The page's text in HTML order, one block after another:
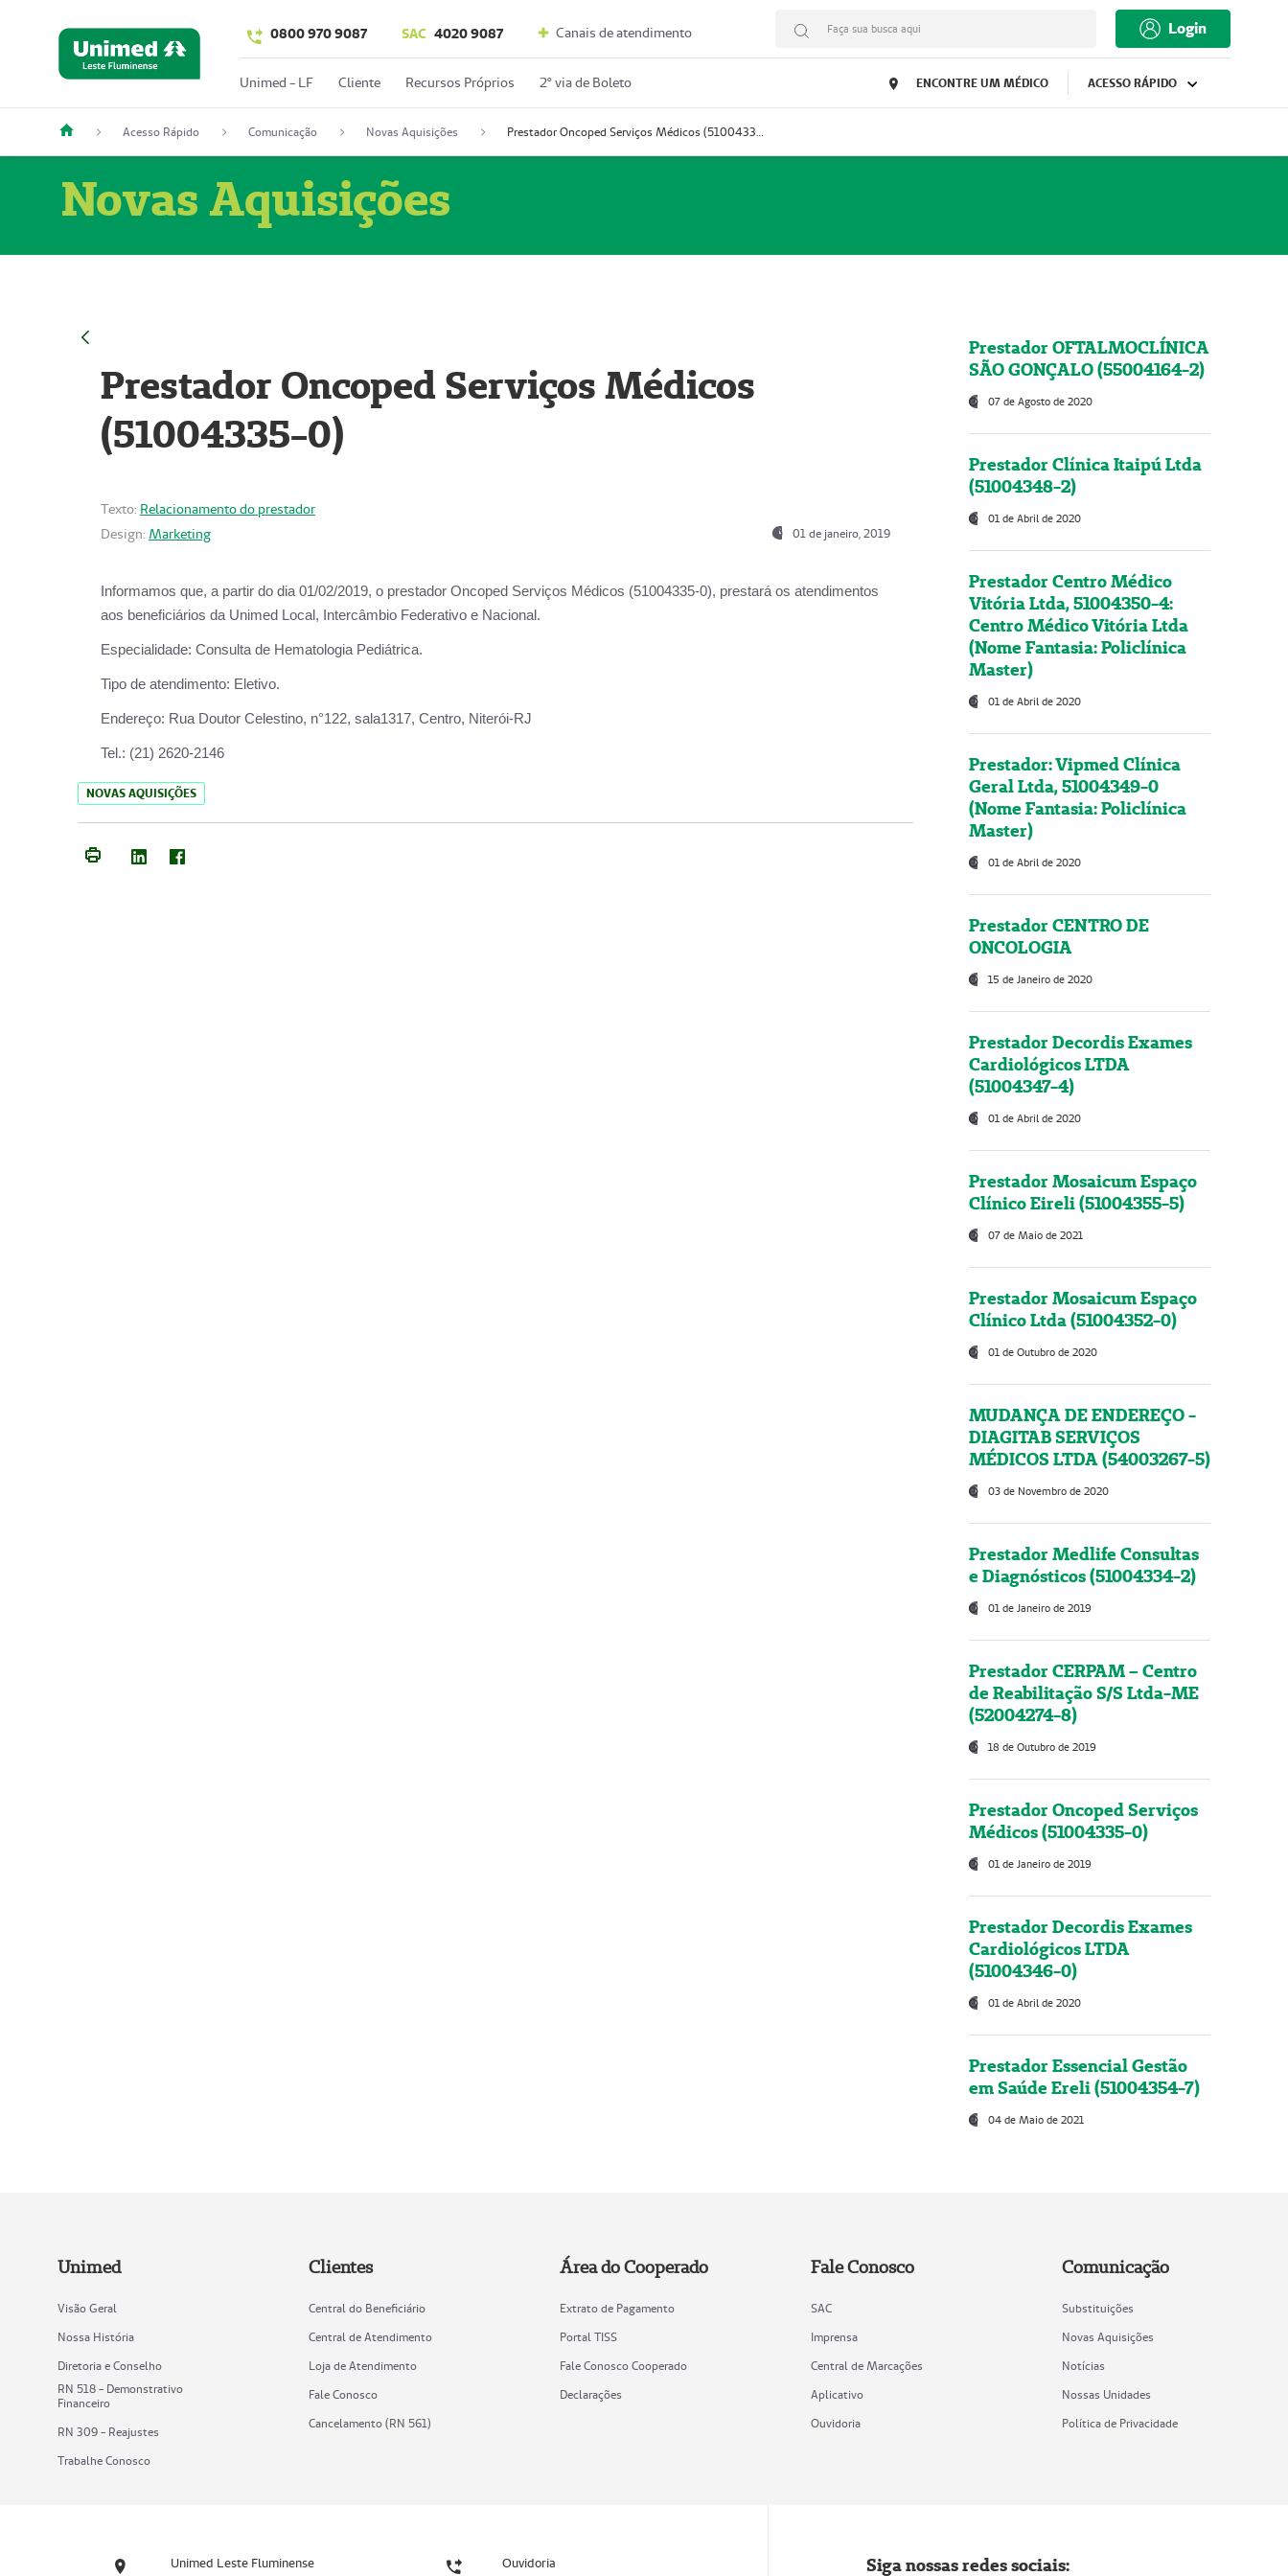
0800 970 9087 SAC 4020 9087 Canais de atendimento Faça sua busca aqui Login
Unimed - LF Cliente Recursos Próprios 2º via de Boleto ENCONTRE UM MÉDICO ACESSO RÁPIDO
Acesso Rápido Comunicação Novas Aquisições Prestador Oncoped Serviços Médicos (51004335-0)
Novas Aquisições
Prestador Oncoped Serviços Médicos
(51004335-0)
Texto: Relacionamento do prestador
Design: Marketing 01 de janeiro, 2019
Informamos que, a partir do dia 01/02/2019, o prestador Oncoped Serviços Médicos (51004335-0), prestará os atendimentos
aos beneficiários da Unimed Local, Intercâmbio Federativo e Nacional.
Especialidade: Consulta de Hematologia Pediátrica.
Tipo de atendimento: Eletivo.
Endereço: Rua Doutor Celestino, n°122, sala1317, Centro, Niterói-RJ
Tel.: (21) 2620-2146
NOVAS AQUISIÇÕES
Prestador OFTALMOCLÍNICA
SÃO GONÇALO (55004164-2)
07 de Agosto de 2020
Prestador Clínica Itaipú Ltda
(51004348-2)
01 de Abril de 2020
Prestador Centro Médico
Vitória Ltda, 51004350-4:
Centro Médico Vitória Ltda
(Nome Fantasia: Policlínica
Master)
01 de Abril de 2020
Prestador: Vipmed Clínica
Geral Ltda, 51004349-0
(Nome Fantasia: Policlínica
Master)
01 de Abril de 2020
Prestador CENTRO DE
ONCOLOGIA
15 de Janeiro de 2020
Prestador Decordis Exames
Cardiológicos LTDA
(51004347-4)
01 de Abril de 2020
Prestador Mosaicum Espaço
Clínico Eireli (51004355-5)
07 de Maio de 2021
Prestador Mosaicum Espaço
Clínico Ltda (51004352-0)
01 de Outubro de 2020
MUDANÇA DE ENDEREÇO -
DIAGITAB SERVIÇOS
MÉDICOS LTDA (54003267-5)
03 de Novembro de 2020
Prestador Medlife Consultas
e Diagnósticos (51004334-2)
01 de Janeiro de 2019
Prestador CERPAM – Centro
de Reabilitação S/S Ltda-ME
(52004274-8)
18 de Outubro de 2019
Prestador Oncoped Serviços
Médicos (51004335-0)
01 de Janeiro de 2019
Prestador Decordis Exames
Cardiológicos LTDA
(51004346-0)
01 de Abril de 2020
Prestador Essencial Gestão
em Saúde Ereli (51004354-7)
04 de Maio de 2021
Unimed
Visão Geral
Nossa História
Diretoria e Conselho
RN 518 - Demonstrativo
Financeiro
RN 309 - Reajustes
Trabalhe Conosco
Clientes
Central do Beneficiário
Central de Atendimento
Loja de Atendimento
Fale Conosco
Cancelamento (RN 561)
Área do Cooperado
Extrato de Pagamento
Portal TISS
Fale Conosco Cooperado
Declarações
Fale Conosco
SAC
Imprensa
Central de Marcações
Aplicativo
Ouvidoria
Comunicação
Substituições
Novas Aquisições
Notícias
Nossas Unidades
Política de Privacidade
Unimed Leste Fluminense Ouvidoria Siga nossas redes sociais: